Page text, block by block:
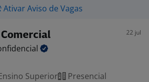
Ativar Aviso de Vagas
22 jul
Superior Presencial